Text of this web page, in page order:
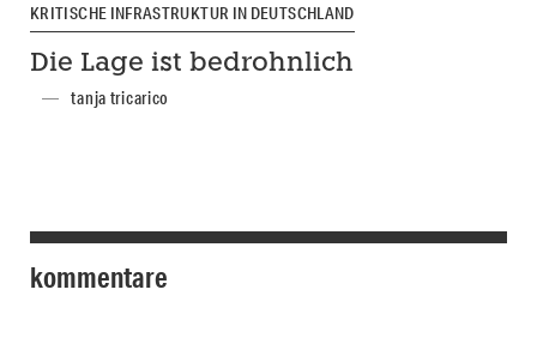
KRITISCHE INFRASTRUKTUR IN DEUTSCHLAND
Die Lage ist bedrohnlich
tanja tricarico
kommentare